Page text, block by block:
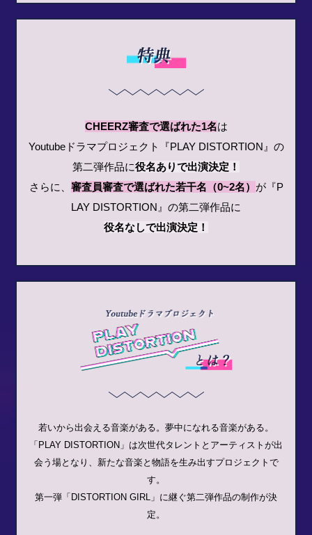
CHEERZ審査で選ばれた1名は
Youtubeドラマプロジェクト『PLAY DISTORTION』の
第二弾作品に役名ありで出演決定！
さらに、 審査員審査で選ばれた若干名（0~2名） が『P
LAY DISTORTION』の第二弾作品に
役名なしで出演決定！
若いから出会える音楽がある。夢中になれる音楽がある。
「PLAY DISTORTION」は次世代タレントとアーティストが出
会う場となり、新たな音楽と物語を生み出すプロジェクトで
す。
第一弾「DISTORTION GIRL」に継ぐ第二弾作品の制作が決
定。